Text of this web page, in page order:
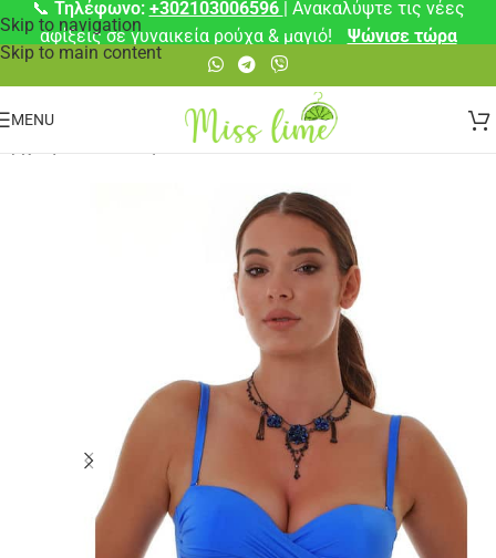
Skip to navigation
Skip to main content
📞 Τηλέφωνο: +302103006596 | Ανακαλύψτε τις νέες
αφίξεις σε γυναικεία ρούχα & μαγιό!
Ψώνισε τώρα
MENU
Μπικίνι